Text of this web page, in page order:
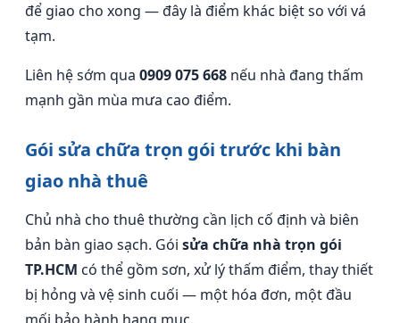
để giao cho xong — đây là điểm khác biệt so với vá
tạm.
Liên hệ sớm qua 0909 075 668 nếu nhà đang thấm
mạnh gần mùa mưa cao điểm.
Gói sửa chữa trọn gói trước khi bàn
giao nhà thuê
Chủ nhà cho thuê thường cần lịch cố định và biên
bản bàn giao sạch. Gói sửa chữa nhà trọn gói
TP.HCM có thể gồm sơn, xử lý thấm điểm, thay thiết
bị hỏng và vệ sinh cuối — một hóa đơn, một đầu